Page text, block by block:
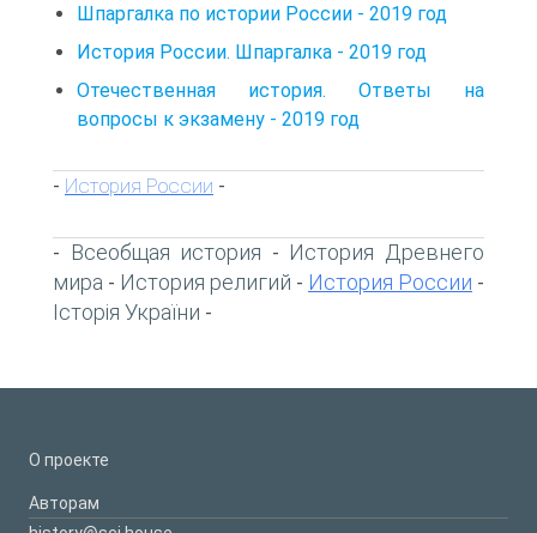
Шпаргалка по истории России - 2019 год
История России. Шпаргалка - 2019 год
Отечественная история. Ответы на
вопросы к экзамену - 2019 год
- История России -
- Всеобщая история - История Древнего
мира - История религий - История России -
Історія України -
О проекте
Авторам